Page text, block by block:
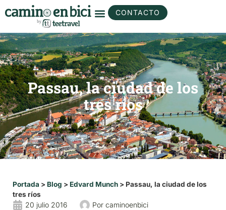
CONTACTO
Passau, la ciudad de los
tres ríos
Portada > Blog > Edvard Munch > Passau, la ciudad de los
tres ríos
20 julio 2016 Por caminoenbici